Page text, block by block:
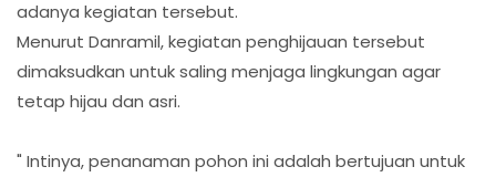
adanya kegiatan tersebut.
Menurut Danramil, kegiatan penghijauan tersebut
dimaksudkan untuk saling menjaga lingkungan agar
tetap hijau dan asri.
" Intinya, penanaman pohon ini adalah bertujuan untuk